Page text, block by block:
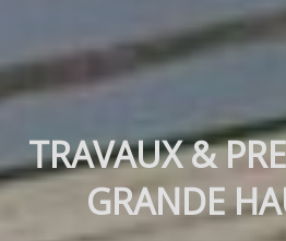
TRAVAUX &
GRANDE